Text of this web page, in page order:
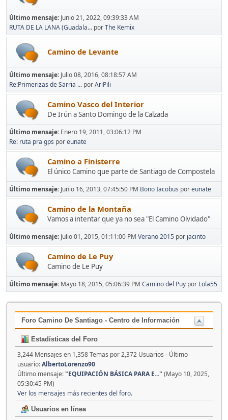
Último mensaje: Junio 21, 2022, 09:39:33 AM
RUTA DE LA LANA (Guadala... porThe Kemix
Camino de Levante
Último mensaje: Julio 08, 2016, 08:18:57 AM
Re:Primerizas de Sarria ... porAriPili
Camino Vasco del Interior
De Irún a Santo Domingo de la Calzada
Último mensaje: Enero 19, 2011, 03:06:12 PM
Re: ruta pra gps poreunate
Camino a Finisterre
El único Camino que parte de Santiago de Compostela
Último mensaje: Junio 16, 2013, 07:45:50 PM Bono Iacobus poreunate
Camino de la Montaña
Vamos a intentar que ya no sea "El Camino Olvidado"
Último mensaje: Julio 01, 2015, 01:11:00 PM Verano 2015 por jacinto
Camino de Le Puy
Camino de Le Puy
Último mensaje: Mayo 18, 2015, 05:06:39 PM Camino del Puy por Lola55
Foro Camino De Santiago - Centro de Información
Estadísticas del Foro
3,244 Mensajes en 1,358 Temas por 2,372 Usuarios - Último
usuario:AlbertoLorenzo90
Último mensaje:"EQUIPACIÓN BÁSICA PARA E..." (Mayo 10, 2025,
05:30:45 PM)
Ver los mensajes más recientes del foro.
Usuarios en línea